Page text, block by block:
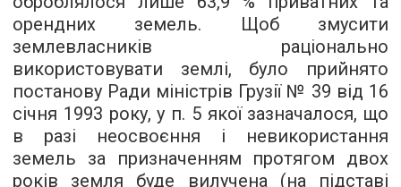
орендних земель. Щоб змусити
землевласників раціонально
використовувати землі, було прийнято
постанову Ради міністрів Грузії № 39 від 16
січня 1993 року, у п. 5 якої зазначалося, що
в разі неосвоєння і невикористання
земель за призначенням протягом двох
років земля буде вилучена (на підставі